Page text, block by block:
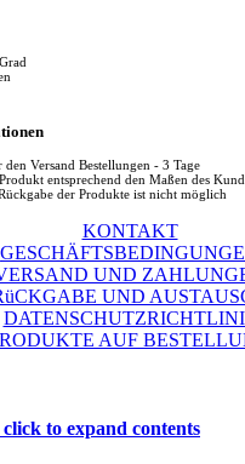
den Versand Bestellungen - 3 Tage
entsprechend den Maßen des
der Produkte ist nicht möglich
KONTAKT
UND
UND
AUF
click to expand contents